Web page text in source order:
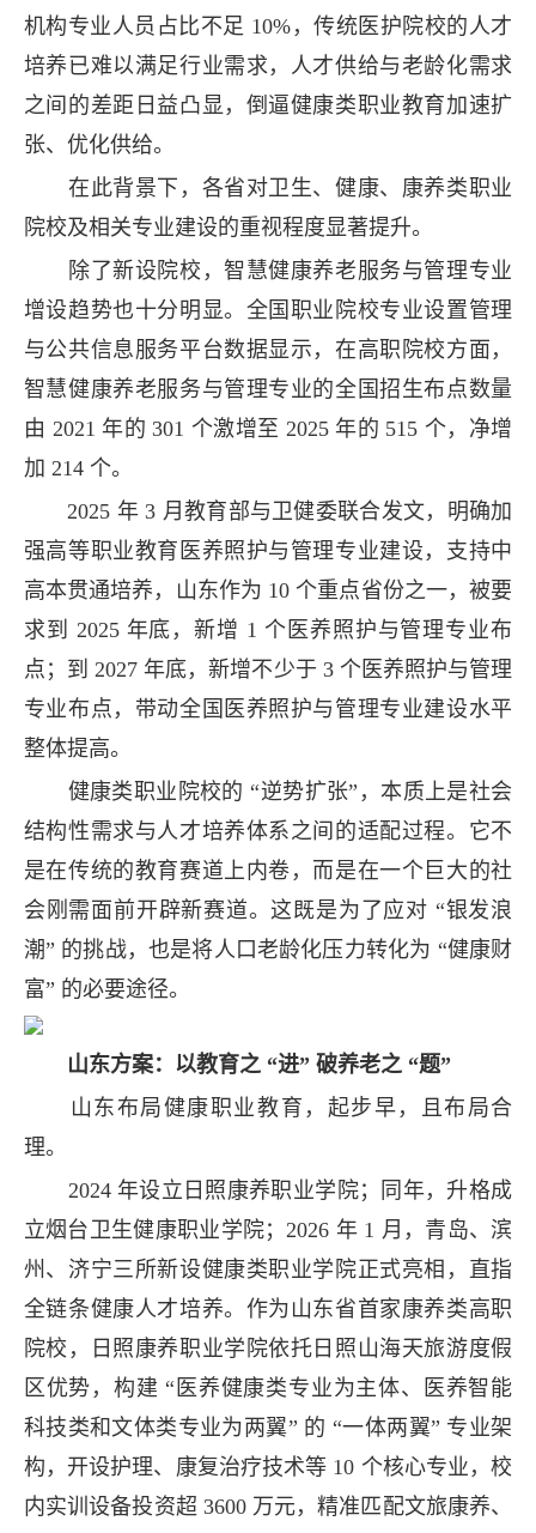
机构专业人员占比不足 10%，传统医护院校的人才
培养已难以满足行业需求，人才供给与老龄化需求
之间的差距日益凸显，倒逼健康类职业教育加速扩
张、优化供给。
在此背景下，各省对卫生、健康、康养类职业
院校及相关专业建设的重视程度显著提升。
除了新设院校，智慧健康养老服务与管理专业
增设趋势也十分明显。全国职业院校专业设置管理
与公共信息服务平台数据显示，在高职院校方面，
智慧健康养老服务与管理专业的全国招生布点数量
由 2021 年的 301 个激增至 2025 年的 515 个，净增
加 214 个。
2025 年 3 月教育部与卫健委联合发文，明确加
强高等职业教育医养照护与管理专业建设，支持中
高本贯通培养，山东作为 10 个重点省份之一，被要
求到 2025 年底，新增 1 个医养照护与管理专业布
点；到 2027 年底，新增不少于 3 个医养照护与管理
专业布点，带动全国医养照护与管理专业建设水平
整体提高。
健康类职业院校的 “逆势扩张”，本质上是社会
结构性需求与人才培养体系之间的适配过程。它不
是在传统的教育赛道上内卷，而是在一个巨大的社
会刚需面前开辟新赛道。这既是为了应对 “银发浪
潮” 的挑战，也是将人口老龄化压力转化为 “健康财
富” 的必要途径。
山东方案：以教育之 “进” 破养老之 “题”
山东布局健康职业教育，起步早，且布局合
理。
2024 年设立日照康养职业学院；同年，升格成
立烟台卫生健康职业学院；2026 年 1 月，青岛、滨
州、济宁三所新设健康类职业学院正式亮相，直指
全链条健康人才培养。作为山东省首家康养类高职
院校，日照康养职业学院依托日照山海天旅游度假
区优势，构建 “医养健康类专业为主体、医养智能
科技类和文体类专业为两翼” 的 “一体两翼” 专业架
构，开设护理、康复治疗技术等 10 个核心专业，校
内实训设备投资超 3600 万元，精准匹配文旅康养、